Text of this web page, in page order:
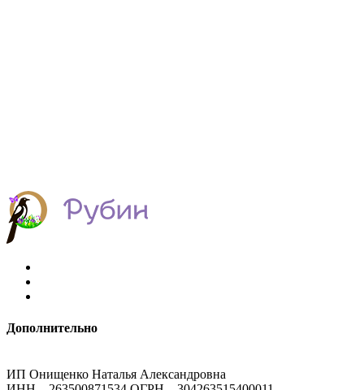
Дополнительно
ИП Онищенко Наталья Александровна